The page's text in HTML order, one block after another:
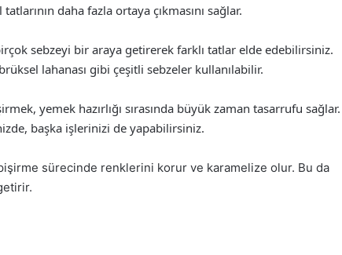
daha fazla ortaya çıkmasını sağlar.
sebzeyi bir araya getirerek farklı tatlar elde edebilirsiniz.
lahanası gibi çeşitli sebzeler kullanılabilir.
yemek hazırlığı sırasında büyük zaman tasarrufu sağlar.
başka işlerinizi de yapabilirsiniz.
pişirme sürecinde renklerini korur ve karamelize olur. Bu da